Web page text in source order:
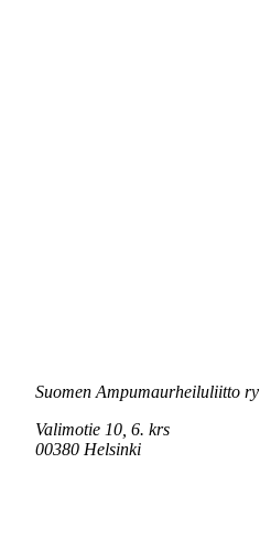
Suomen Ampumaurheiluliitto ry
Valimotie 10, 6. krs
00380 Helsinki